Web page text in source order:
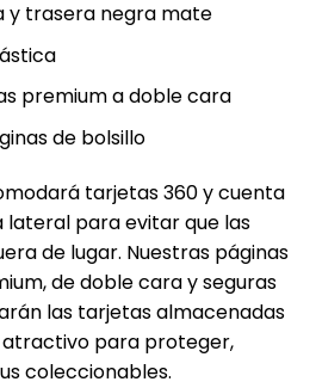
y trasera negra mate‎
premium a doble cara‎
de bolsillo‎
tarjetas 360 y cuenta
lateral para evitar que las
de lugar. Nuestras páginas
de doble cara y seguras
las tarjetas almacenadas
para proteger,
coleccionables.‎